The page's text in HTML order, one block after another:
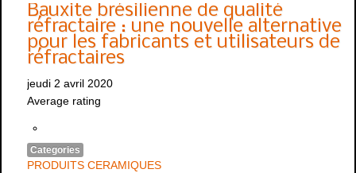
Bauxite brésilienne de qualité
réfractaire : une nouvelle alternative
pour les fabricants et utilisateurs de
réfractaires
jeudi 2 avril 2020
Average rating
Categories
PRODUITS CERAMIQUES